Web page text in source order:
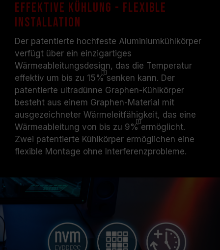
Effektive Kühlung - flexible
Installation
Der patentierte hochfeste Aluminiumkühlkörper
verfügt über ein einzigartiges
Wärmeableitungsdesign, das die Temperatur
effektiv um bis zu 15%senken kann. Der
patentierte ultradünne Graphen-Kühlkörper
besteht aus einem Graphen-Material mit
ausgezeichneter Wärmeleitfähigkeit, das eine
Wärmeableitung von bis zu 9%ermöglicht.
Zwei patentierte Kühlkörper ermöglichen eine
flexible Montage ohne Interferenzprobleme.